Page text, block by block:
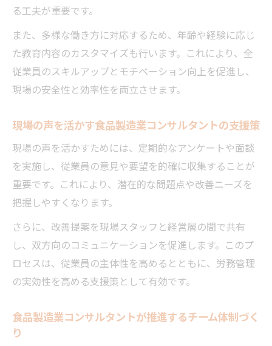
る工夫が重要です。
また、多様な働き方に対応するため、年齢や経験に応じ
た教育内容のカスタマイズも行います。これにより、全
従業員のスキルアップとモチベーション向上を促進し、
現場の安全性と効率性を両立させます。
現場の声を活かす食品製造業コンサルタントの支援策
現場の声を活かすためには、定期的なアンケートや面談
を実施し、従業員の意見や要望を的確に収集することが
重要です。これにより、潜在的な問題点や改善ニーズを
把握しやすくなります。
さらに、改善提案を現場スタッフと経営層の間で共有
し、双方向のコミュニケーションを促進します。このプ
ロセスは、従業員の主体性を高めるとともに、労務管理
の実効性を高める支援策として有効です。
食品製造業コンサルタントが推進するチーム体制づく
り